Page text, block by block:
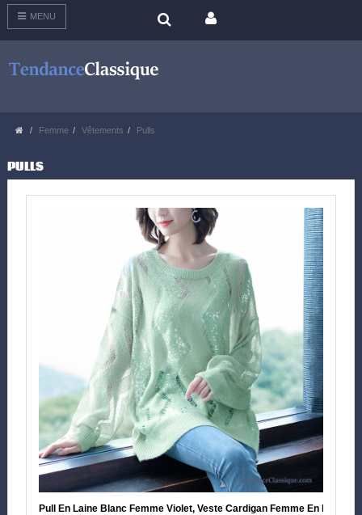
MENU
Femme Vêtements Pulls
PULLS
Pull En Laine Blanc Femme Violet, Veste Cardigan Femme En Ligne